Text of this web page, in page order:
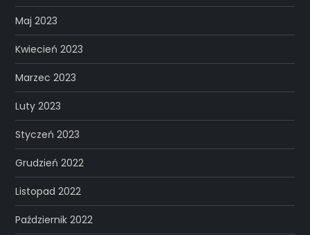
Maj 2023
Kwiecień 2023
Marzec 2023
Luty 2023
Styczeń 2023
Grudzień 2022
Listopad 2022
Październik 2022